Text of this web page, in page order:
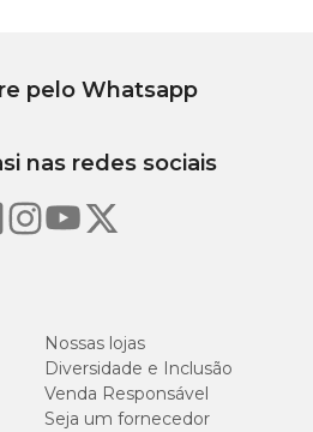
Nossas lojas
Diversidade e Inclusão
Venda Responsável
Seja um fornecedor
pelo Whatsapp
nas redes sociais